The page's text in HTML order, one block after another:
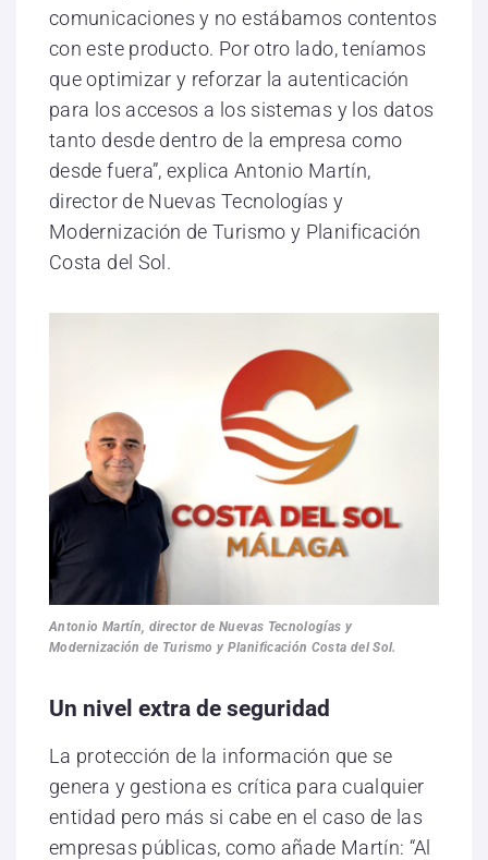
comunicaciones y no estábamos contentos
con este producto. Por otro lado, teníamos
que optimizar y reforzar la autenticación
para los accesos a los sistemas y los datos
tanto desde dentro de la empresa como
desde fuera”, explica Antonio Martín,
director de Nuevas Tecnologías y
Modernización de Turismo y Planificación
Costa del Sol.
Antonio Martín, director de Nuevas Tecnologías y
Modernización de Turismo y Planificación Costa del Sol.
Un nivel extra de seguridad
La protección de la información que se
genera y gestiona es crítica para cualquier
entidad pero más si cabe en el caso de las
empresas públicas, como añade Martín: “Al